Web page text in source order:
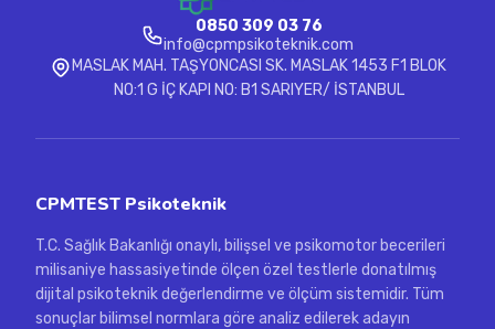
0850 309 03 76
info@cpmpsikoteknik.com
MASLAK MAH. TAŞYONCASI SK. MASLAK 1453 F1 BLOK
NO:1 G İÇ KAPI NO: B1 SARIYER/ İSTANBUL
CPMTEST Psikoteknik
T.C. Sağlık Bakanlığı onaylı, bilişsel ve psikomotor becerileri
milisaniye hassasiyetinde ölçen özel testlerle donatılmış
dijital psikoteknik değerlendirme ve ölçüm sistemidir. Tüm
sonuçlar bilimsel normlara göre analiz edilerek adayın